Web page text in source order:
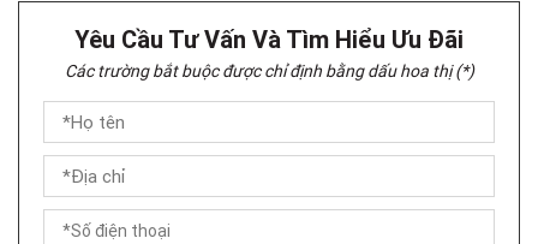
Yêu Cầu Tư Vấn Và Tìm Hiểu Ưu Đãi
Các trường bắt buộc được chỉ định bằng dấu hoa thị (*)